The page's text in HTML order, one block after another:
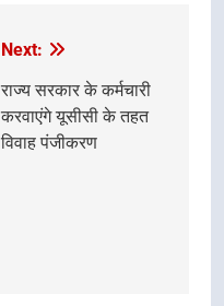
Next:
राज्य सरकार के कर्मचारी
करवाएंगे यूसीसी के तहत
विवाह पंजीकरण